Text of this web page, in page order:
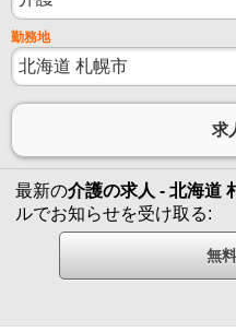
勤務地
最新の介護の求人 - 北海道
ルでお知らせを受け取る: